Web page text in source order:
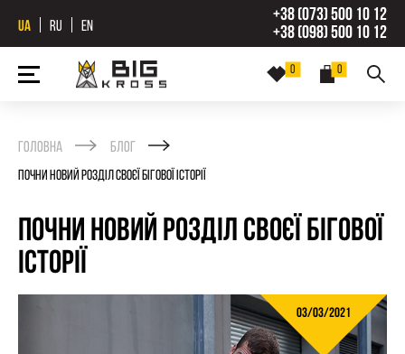
UA RU EN
+38 (073) 500 10 12
+38 (098) 500 10 12
0
0
Головна Блог
Почни новий розділ своєї бігової історії
Почни новий розділ своєї бігової
історії
03/03/2021